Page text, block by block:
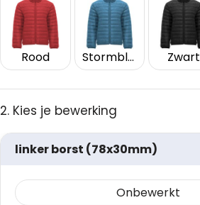
Rood Stormblauw Zwart
2. Kies je bewerking
linker borst (78x30mm)
Onbewerkt